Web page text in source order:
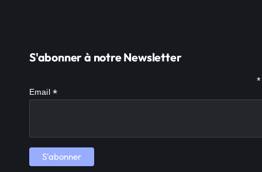
S'abonner à notre Newsletter
*
Email*